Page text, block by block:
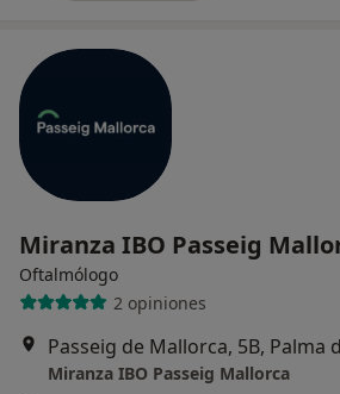
Miranza IBO Passeig
Oftalmólogo
2 opiniones
Passeig de Mallorca, 5B, Palma
Miranza IBO Passeig Mallorca